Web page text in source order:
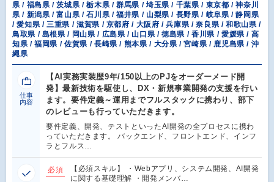
県 / 福島県 / 茨城県 / 栃木県 / 群馬県 / 埼玉県 / 千葉県 / 東京都 / 神奈川
県 / 新潟県 / 富山県 / 石川県 / 福井県 / 山梨県 / 長野県 / 岐阜県 / 静岡県
/ 愛知県 / 三重県 / 滋賀県 / 京都府 / 大阪府 / 兵庫県 / 奈良県 / 和歌山県 /
鳥取県 / 島根県 / 岡山県 / 広島県 / 山口県 / 徳島県 / 香川県 / 愛媛県 / 高
知県 / 福岡県 / 佐賀県 / 長崎県 / 熊本県 / 大分県 / 宮崎県 / 鹿児島県 / 沖
縄県
仕事
内容
【AI実務実装歴9年/150以上のPJをオーダーメード開
発】最新技術を駆使し、DX・新規事業開発の支援を行い
ます。要件定義～運用までフルスタックに携わり、部下
のレビューも行っていただきます。
要件定義、開発、テストといったAI開発の全プロセスに携わ
っていただきます。 バックエンド、フロントエンド、インフ
ラとフルス…
必須
【必須スキル】 ・Webアプリ、システム開発、AI開発
に関する基礎理解 ・開発メンバ…